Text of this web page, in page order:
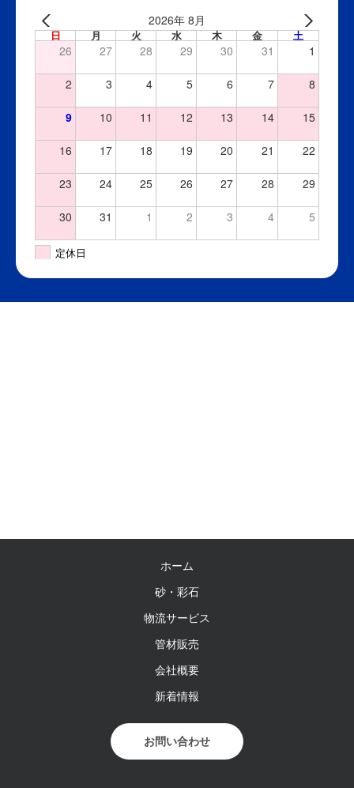
2026年 8月
日 月 火 水 木 金 土
26 27 28 29 30 31 1
2 3 4 5 6 7 8
9 10 11 12 13 14 15
16 17 18 19 20 21 22
23 24 25 26 27 28 29
30 31 1 2 3 4 5
定休日
ホーム
砂・彩石
物流サービス
管材販売
会社概要
新着情報
お問い合わせ